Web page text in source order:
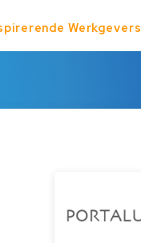
Werkgevers